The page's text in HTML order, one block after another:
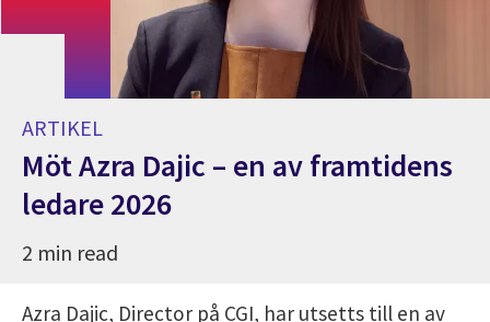
ARTIKEL
Möt Azra Dajic – en av framtidens
ledare 2026
2 min read
Azra Dajic, Director på CGI, har utsetts till en av